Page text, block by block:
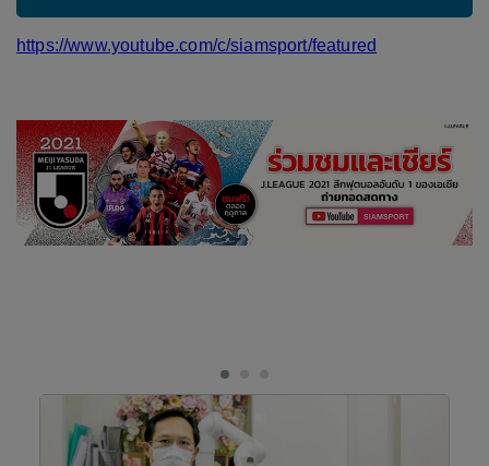
https://www.youtube.com/c/siamsport/featured